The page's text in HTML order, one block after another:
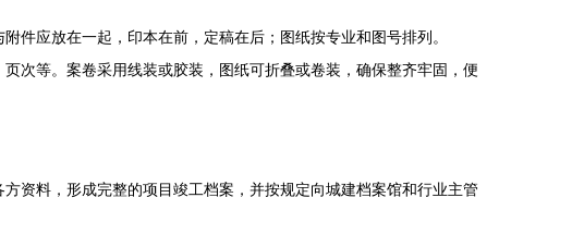
件应放在一起，印本在前，定稿在后；图纸按专业和图号排列。
次等。案卷采用线装或胶装，图纸可折叠或卷装，确保整齐牢固，便
资料，形成完整的项目竣工档案，并按规定向城建档案馆和行业主管